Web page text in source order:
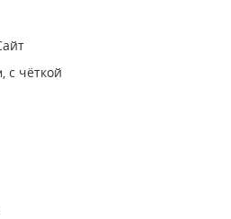
с чёткой